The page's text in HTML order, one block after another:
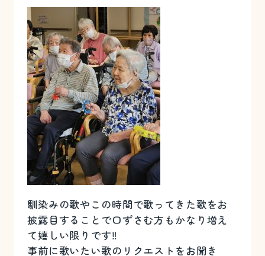
馴染みの歌やこの時間で歌ってきた歌をお
披露目することで口ずさむ方もかなり増え
て嬉しい限りです‼️
事前に歌いたい歌のリクエストをお聞き